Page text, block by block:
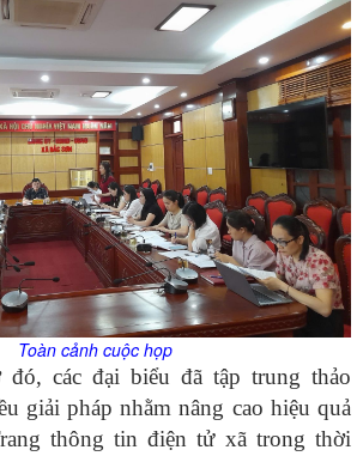
Toàn cảnh cuộc họp
đó, các đại biểu đã tập trung thảo
giải pháp nhằm nâng cao hiệu quả
thông tin điện tử xã trong thời